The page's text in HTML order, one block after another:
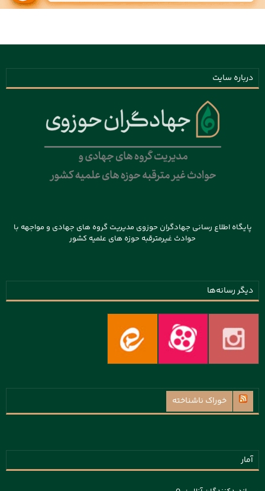
درباره سایت
پایگاه اطلاع رسانی جهادگران حوزوی مدیریت گروه های جهادی و مواجهه با
حوادث غیرمترقبه حوزه های علمیه کشور
دیگر رسانه‌ها
خوراک ناشناخته
آمار